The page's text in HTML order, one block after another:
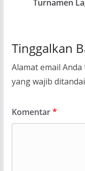
Turnamen
Tinggalkan
Alamat email
yang wajib ditandai
Komentar*